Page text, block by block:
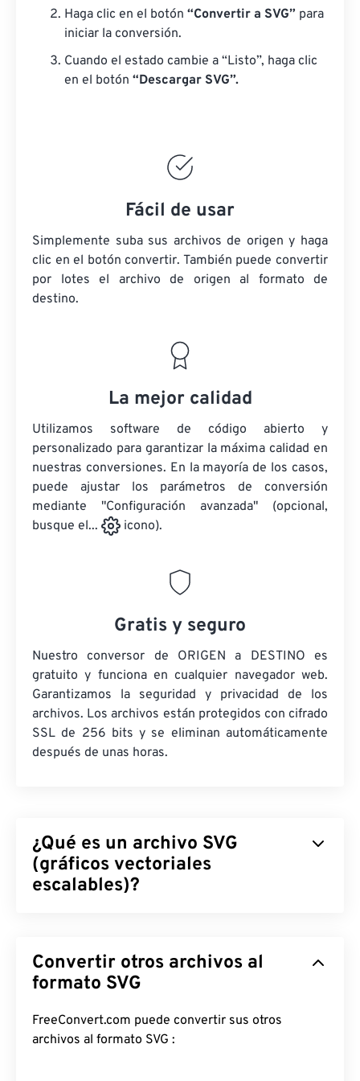
Haga clic en el botón “Convertir a SVG” para
iniciar la conversión.
Cuando el estado cambie a “Listo”, haga clic
en el botón “Descargar SVG”.
Fácil de usar
Simplemente suba sus archivos de origen y haga
clic en el botón convertir. También puede convertir
por lotes el archivo de origen al formato de
destino.
La mejor calidad
Utilizamos software de código abierto y
personalizado para garantizar la máxima calidad en
nuestras conversiones. En la mayoría de los casos,
puede ajustar los parámetros de conversión
mediante "Configuración avanzada" (opcional,
busque el...
icono).
Gratis y seguro
Nuestro conversor de ORIGEN a DESTINO es
gratuito y funciona en cualquier navegador web.
Garantizamos la seguridad y privacidad de los
archivos. Los archivos están protegidos con cifrado
SSL de 256 bits y se eliminan automáticamente
después de unas horas.
¿Qué es un archivo SVG
(gráficos vectoriales
escalables)?
independiente de la resolución. Se basa en el
Lenguaje de Marcado Extensible (
La principal ventaja de usar un archivo SVG es,
como su nombre indica, su escalabilidad. Este tipo
Convertir otros archivos al
formato SVG
FreeConvert.com puede convertir sus otros
archivos al formato SVG :